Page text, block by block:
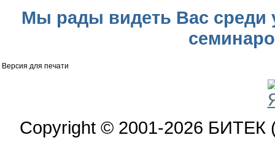
Мы рады видеть Вас среди
Версия для печати
Copyright © 2001-2026 БИТЕК